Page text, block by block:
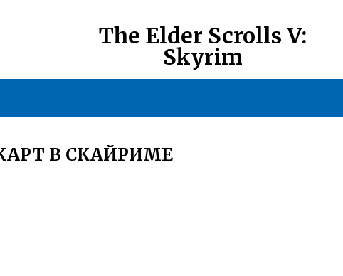
The Elder Scrolls V:
Skyrim
В СКАЙРИМЕ